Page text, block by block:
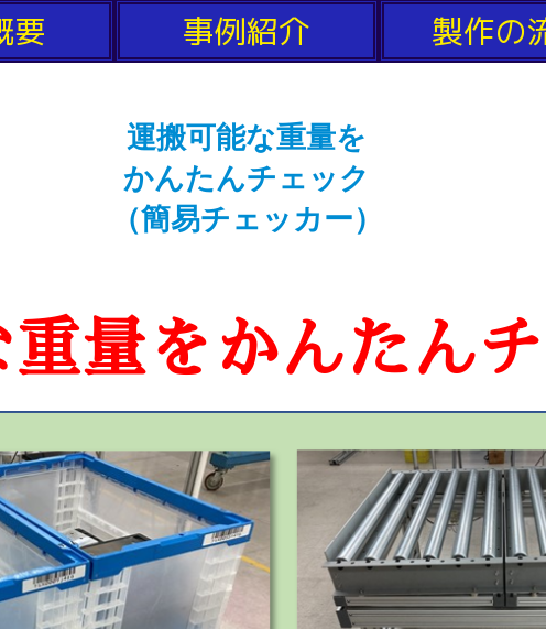
要 事例紹介 製作の
運搬可能な重量を
かんたんチェック
（簡易チェッカー）
量をかんたんチ